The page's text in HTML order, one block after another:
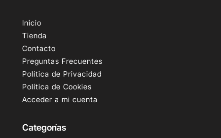
Inicio
Tienda
Contacto
Preguntas Frecuentes
Política de Privacidad
Política de Cookies
Acceder a mi cuenta
Categorías